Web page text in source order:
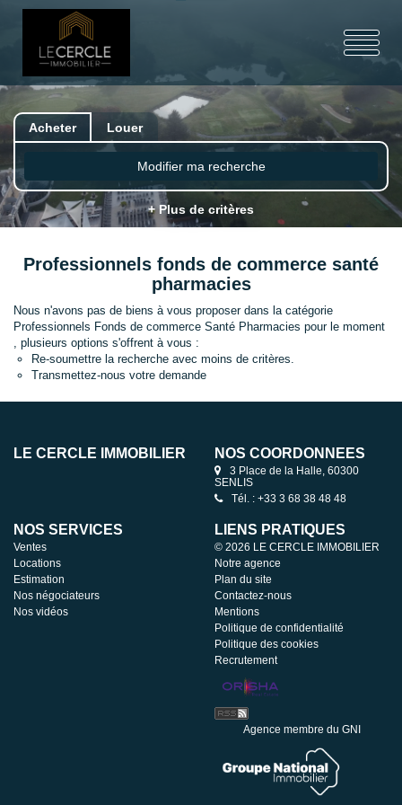
Acheter Louer
Modifier ma recherche
+ Plus de critères
Professionnels fonds de commerce santé
pharmacies
Nous n'avons pas de biens à vous proposer dans la catégorie
Professionnels Fonds de commerce Santé Pharmacies pour le moment
, plusieurs options s'offrent à vous :
Re-soumettre la recherche avec moins de critères.
Transmettez-nous votre demande
LE CERCLE IMMOBILIER NOS COORDONNÉES
3 Place de la Halle, 60300
SENLIS
Tél. : +33 3 68 38 48 48
NOS SERVICES
Ventes
Locations
Estimation
Nos négociateurs
Nos vidéos
LIENS PRATIQUES
© 2026 LE CERCLE IMMOBILIER
Notre agence
Plan du site
Contactez-nous
Mentions
Politique de confidentialité
Politique des cookies
Recrutement
Agence membre du GNI